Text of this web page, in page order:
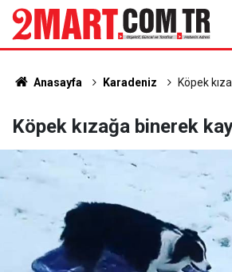
Anasayfa Karadeniz Köpek
Köpek kızağa binerek